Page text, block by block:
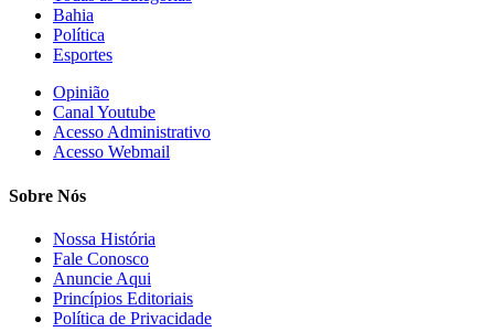
Bahia
Política
Esportes
Opinião
Canal Youtube
Acesso Administrativo
Acesso Webmail
Sobre Nós
Nossa História
Fale Conosco
Anuncie Aqui
Princípios Editoriais
Política de Privacidade